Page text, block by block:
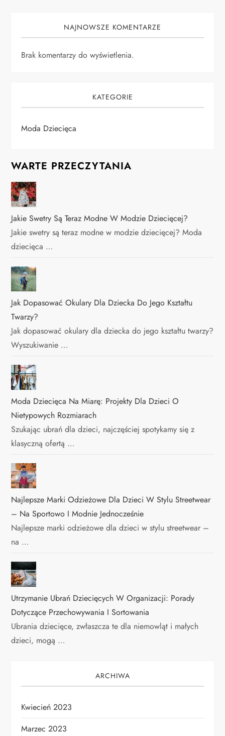
NAJNOWSZE KOMENTARZE
Brak komentarzy do wyświetlenia.
KATEGORIE
Moda Dziecięca
WARTE PRZECZYTANIA
Jakie Swetry Są Teraz Modne W Modzie Dziecięcej?
Jakie swetry są teraz modne w modzie dziecięcej? Moda
dziecięca …
Jak Dopasować Okulary Dla Dziecka Do Jego Kształtu
Twarzy?
Jak dopasować okulary dla dziecka do jego kształtu twarzy?
Wyszukiwanie …
Moda Dziecięca Na Miarę: Projekty Dla Dzieci O
Nietypowych Rozmiarach
Szukając ubrań dla dzieci, najczęściej spotykamy się z
klasyczną ofertą …
Najlepsze Marki Odzieżowe Dla Dzieci W Stylu Streetwear
– Na Sportowo I Modnie Jednocześnie
Najlepsze marki odzieżowe dla dzieci w stylu streetwear –
na …
Utrzymanie Ubrań Dziecięcych W Organizacji: Porady
Dotyczące Przechowywania I Sortowania
Ubrania dziecięce, zwłaszcza te dla niemowląt i małych
dzieci, mogą …
ARCHIWA
Kwiecień 2023
Marzec 2023